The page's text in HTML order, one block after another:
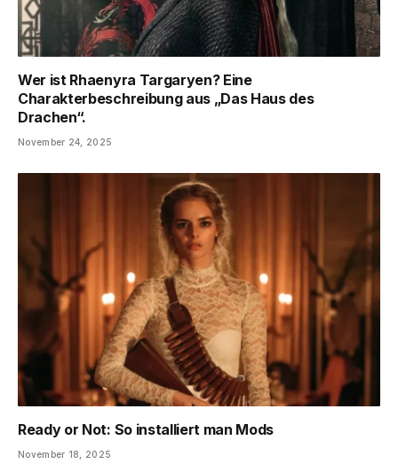
Wer ist Rhaenyra Targaryen? Eine
Charakterbeschreibung aus „Das Haus des
Drachen“.
November 24, 2025
Ready or Not: So installiert man Mods
November 18, 2025